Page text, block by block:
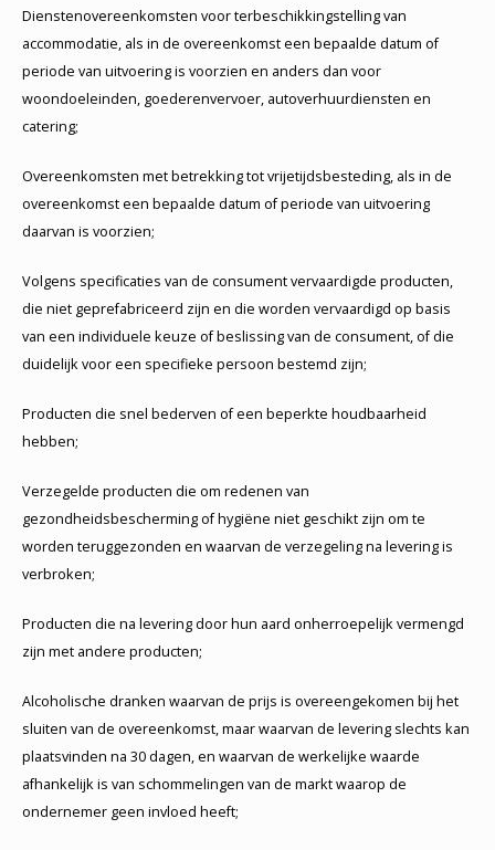
Dienstenovereenkomsten voor terbeschikkingstelling van
accommodatie, als in de overeenkomst een bepaalde datum of
periode van uitvoering is voorzien en anders dan voor
woondoeleinden, goederenvervoer, autoverhuurdiensten en
catering;
Overeenkomsten met betrekking tot vrijetijdsbesteding, als in de
overeenkomst een bepaalde datum of periode van uitvoering
daarvan is voorzien;
Volgens specificaties van de consument vervaardigde producten,
die niet geprefabriceerd zijn en die worden vervaardigd op basis
van een individuele keuze of beslissing van de consument, of die
duidelijk voor een specifieke persoon bestemd zijn;
Producten die snel bederven of een beperkte houdbaarheid
hebben;
Verzegelde producten die om redenen van
gezondheidsbescherming of hygiëne niet geschikt zijn om te
worden teruggezonden en waarvan de verzegeling na levering is
verbroken;
Producten die na levering door hun aard onherroepelijk vermengd
zijn met andere producten;
Alcoholische dranken waarvan de prijs is overeengekomen bij het
sluiten van de overeenkomst, maar waarvan de levering slechts kan
plaatsvinden na 30 dagen, en waarvan de werkelijke waarde
afhankelijk is van schommelingen van de markt waarop de
ondernemer geen invloed heeft;